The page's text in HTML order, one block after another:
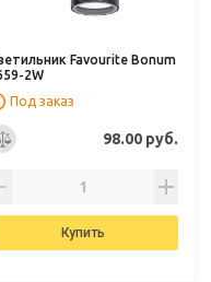
Favourite Bonum
2W
Под заказ
98.00 руб.
Купить